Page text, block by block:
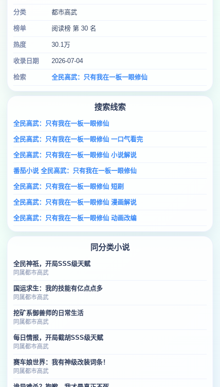
分类 都市高武
榜单 阅读榜 第 30 名
热度 30.1万
收录日期 2026-07-04
检索 全民高武：只有我在一板一眼修仙
搜索线索
全民高武：只有我在一板一眼修仙
全民高武：只有我在一板一眼修仙 一口气看完
全民高武：只有我在一板一眼修仙 小说解说
番茄小说 全民高武：只有我在一板一眼修仙
全民高武：只有我在一板一眼修仙 短剧
全民高武：只有我在一板一眼修仙 漫画解说
全民高武：只有我在一板一眼修仙 动画改编
同分类小说
全民神祇，开局SSS级天赋
同属都市高武
国运求生：我的技能有亿点点多
同属都市高武
挖矿系御兽师的日常生活
同属都市高武
每日情报，开局截胡SSS级天赋
同属都市高武
赛车娘世界：我有神级改装词条！
同属都市高武